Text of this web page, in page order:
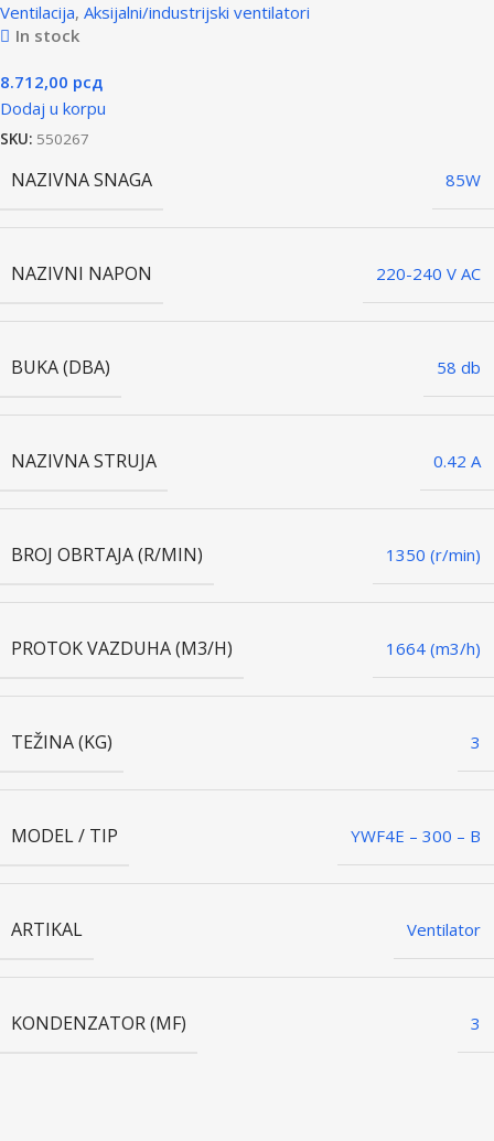
Ventilacija, Aksijalni/industrijski ventilatori
In stock
8.712,00 рсд
Dodaj u korpu
SKU: 550267
NAZIVNA SNAGA 85W
NAZIVNI NAPON 220-240 V AC
BUKA (DBA) 58 db
NAZIVNA STRUJA 0.42 A
BROJ OBRTAJA (R/MIN) 1350 (r/min)
PROTOK VAZDUHA (M3/H) 1664 (m3/h)
TEŽINA (KG) 3
MODEL / TIP YWF4E – 300 – B
ARTIKAL Ventilator
KONDENZATOR (ΜF) 3